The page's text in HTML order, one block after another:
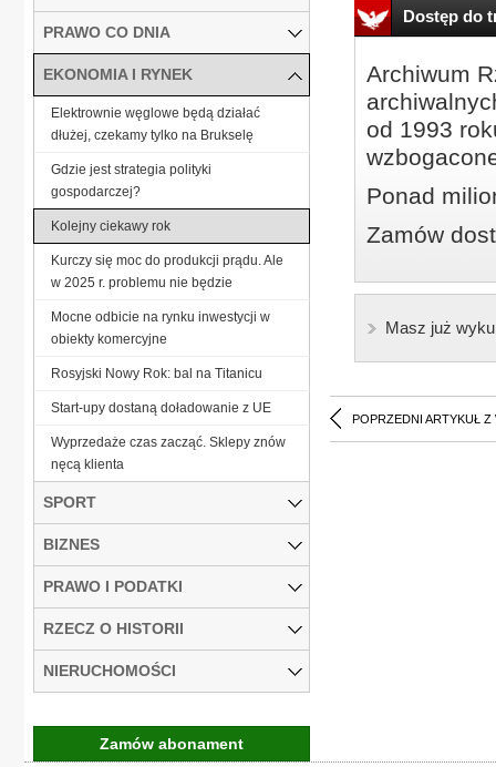
Dostęp do
Archiwum
od 1993
Ponad
Zamów
Masz już
POPRZEDNI ARTYKUŁ Z
PRAWO CO DNIA
EKONOMIA I RYNEK
Elektrownie węglowe będą działać
dłużej, czekamy tylko na Brukselę
Gdzie jest strategia polityki
gospodarczej?
Kolejny ciekawy rok
Kurczy się moc do produkcji prądu. Ale
w 2025 r. problemu nie będzie
Mocne odbicie na rynku inwestycji w
obiekty komercyjne
Rosyjski Nowy Rok: bal na Titanicu
Start-upy dostaną doładowanie z UE
Wyprzedaże czas zacząć. Sklepy znów
nęcą klienta
SPORT
BIZNES
PRAWO I PODATKI
RZECZ O HISTORII
NIERUCHOMOŚCI
Zamów abonament